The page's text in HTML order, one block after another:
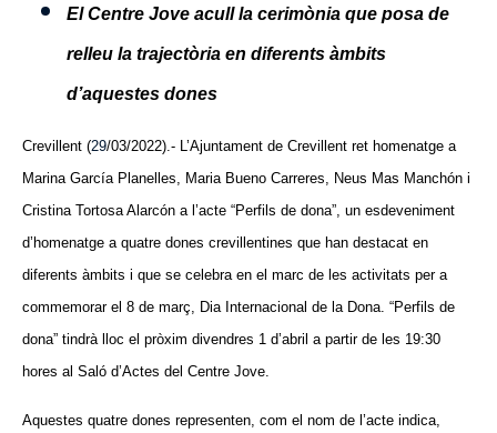
El Centre Jove acull la cerimònia que posa de
relleu la trajectòria en diferents àmbits
d’aquestes dones
Crevillent (29/03/2022).- L’Ajuntament de Crevillent ret homenatge a
Marina García Planelles, Maria Bueno Carreres, Neus Mas Manchón i
Cristina Tortosa Alarcón a l’acte “Perfils de dona”, un esdeveniment
d’homenatge a quatre dones crevillentines que han destacat en
diferents àmbits i que se celebra en el marc de les activitats per a
commemorar el 8 de març, Dia Internacional de la Dona. “Perfils de
dona” tindrà lloc el pròxim divendres 1 d’abril a partir de les 19:30
hores al Saló d’Actes del Centre Jove.
Aquestes quatre dones representen, com el nom de l’acte indica,